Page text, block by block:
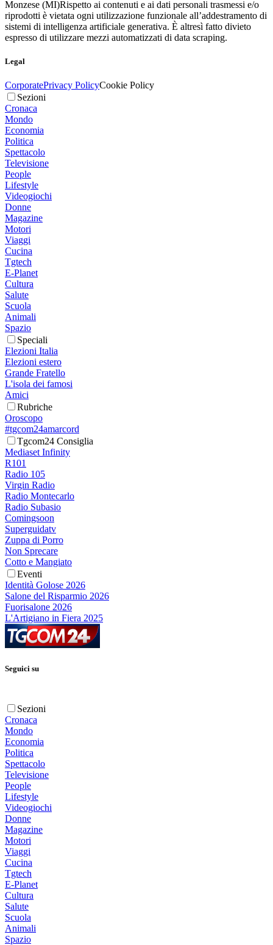
Monzese (MI)Rispetto ai contenuti e ai dati personali trasmessi e/o
riprodotti è vietata ogni utilizzazione funzionale all’addestramento di
sistemi di intelligenza artificiale generativa. È altresì fatto divieto
espresso di utilizzare mezzi automatizzati di data scraping.
Legal
CorporatePrivacy PolicyCookie Policy
Sezioni
Cronaca
Mondo
Economia
Politica
Spettacolo
Televisione
People
Lifestyle
Videogiochi
Donne
Magazine
Motori
Viaggi
Cucina
Tgtech
E-Planet
Cultura
Salute
Scuola
Animali
Spazio
Speciali
Elezioni Italia
Elezioni estero
Grande Fratello
L'isola dei famosi
Amici
Rubriche
Oroscopo
#tgcom24amarcord
Tgcom24 Consiglia
Mediaset Infinity
R101
Radio 105
Virgin Radio
Radio Montecarlo
Radio Subasio
Comingsoon
Superguidatv
Zuppa di Porro
Non Sprecare
Cotto e Mangiato
Eventi
Identità Golose 2026
Salone del Risparmio 2026
Fuorisalone 2026
L'Artigiano in Fiera 2025
Seguici su
Sezioni
Cronaca
Mondo
Economia
Politica
Spettacolo
Televisione
People
Lifestyle
Videogiochi
Donne
Magazine
Motori
Viaggi
Cucina
Tgtech
E-Planet
Cultura
Salute
Scuola
Animali
Spazio